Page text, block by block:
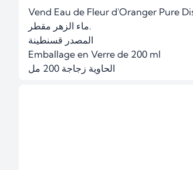
Vend Eau de Fleur d'Oranger Pure
ماء الزهر مقطر.
المصدر قسنطينة
Emballage en Verre de 200 ml
الحاوية زجاجة 200 مل